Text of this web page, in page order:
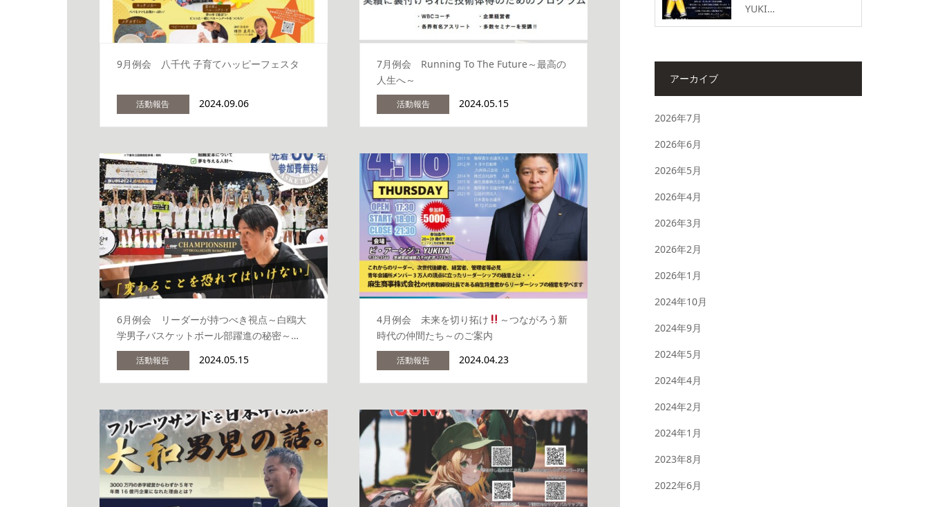
9月例会 八千代 子育てハッピーフェスタ
活動報告 2024.09.06
7月例会 Running To The Future～最高の
人生へ～
活動報告 2024.05.15
6月例会 リーダーが持つべき視点～白鴎大
学男子バスケットボール部躍進の秘密～…
活動報告 2024.05.15
4月例会 未来を切り拓け
～つながろう新
時代の仲間たち～のご案内
活動報告 2024.04.23
YUKI…
アーカイブ
2026年7月
2026年6月
2026年5月
2026年4月
2026年3月
2026年2月
2026年1月
2024年10月
2024年9月
2024年5月
2024年4月
2024年2月
2024年1月
2023年8月
2022年6月